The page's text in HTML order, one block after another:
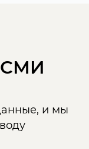
и мы